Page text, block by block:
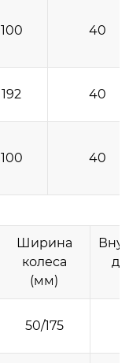
100 40
192 40
100 40
Ширина
колеса
(мм)
50/175